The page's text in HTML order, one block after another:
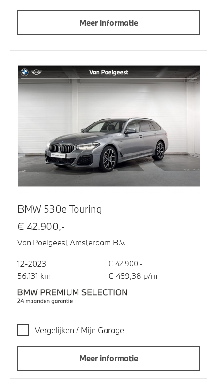
Meer informatie
BMW 530e Touring
€ 42.900,-
Van Poelgeest Amsterdam B.V.
12-2023 € 42.900,-
56.131 km € 459,38 p/m
Vergelijken / Mijn Garage
Meer informatie